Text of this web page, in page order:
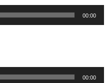
00:00
00:00